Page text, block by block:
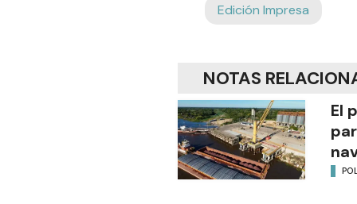
Edición Impresa
NOTAS
El